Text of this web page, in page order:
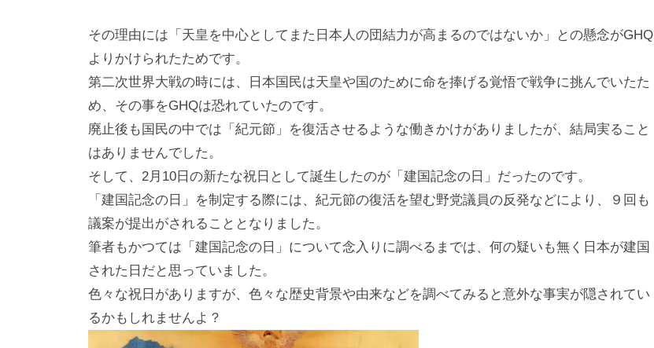
その理由には「天皇を中心としてまた日本人の団結力が高まるのではないか」との懸念がGHQ
よりかけられたためです。
第二次世界大戦の時には、日本国民は天皇や国のために命を捧げる覚悟で戦争に挑んでいたた
め、その事をGHQは恐れていたのです。
廃止後も国民の中では「紀元節」を復活させるような働きかけがありましたが、結局実ること
はありませんでした。
そして、2月10日の新たな祝日として誕生したのが「建国記念の日」だったのです。
「建国記念の日」を制定する際には、紀元節の復活を望む野党議員の反発などにより、９回も
議案が提出がされることとなりました。
筆者もかつては「建国記念の日」について念入りに調べるまでは、何の疑いも無く日本が建国
された日だと思っていました。
色々な祝日がありますが、色々な歴史背景や由来などを調べてみると意外な事実が隠されてい
るかもしれませんよ？